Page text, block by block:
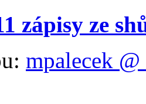
zápisy ze
mpalecek @